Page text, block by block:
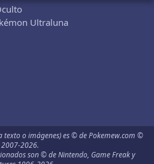
Ultraluna
texto o imágenes) es © de Pokemew.com ©
2007-2026.
son © de Nintendo, Game Freak y